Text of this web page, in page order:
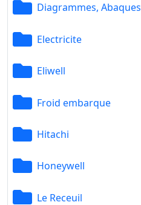
Diagrammes, Abaques
Electricite
Eliwell
Froid embarque
Hitachi
Honeywell
Le Receuil